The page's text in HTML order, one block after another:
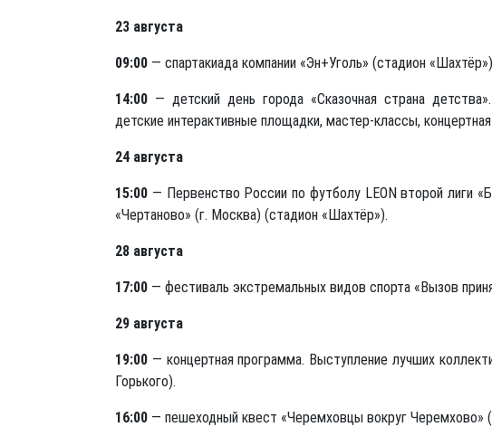
23 августа
09:00 — спартакиада компании «Эн+Уголь» (стадион
14:00 — детский день города «Сказочная страна
детские интерактивные площадки, мастер-классы,
24 августа
15:00 — Первенство России по футболу LEON второй лиги
«Чертаново» (г. Москва) (стадион «Шахтёр»).
28 августа
17:00 — фестиваль экстремальных видов спорта «Вызов
29 августа
19:00 — концертная программа. Выступление лучших
Горького).
16:00 — пешеходный квест «Черемховцы вокруг Черемхово»